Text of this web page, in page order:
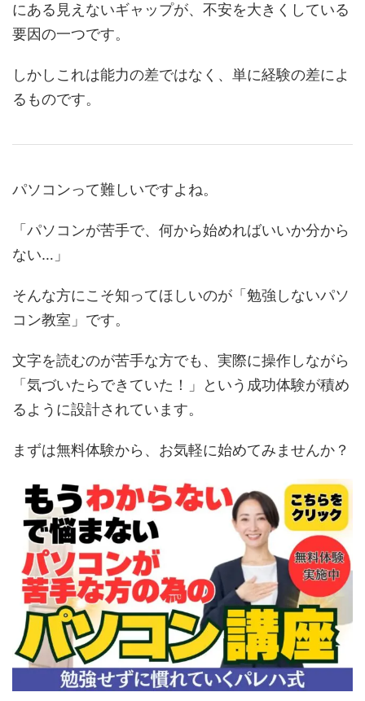
にある見えないギャップが、不安を大きくしている
要因の一つです。
しかしこれは能力の差ではなく、単に経験の差によ
るものです。
パソコンって難しいですよね。
「パソコンが苦手で、何から始めればいいか分から
ない…」
そんな方にこそ知ってほしいのが「勉強しないパソ
コン教室」です。
文字を読むのが苦手な方でも、実際に操作しながら
「気づいたらできていた！」という成功体験が積め
るように設計されています。
まずは無料体験から、お気軽に始めてみませんか？